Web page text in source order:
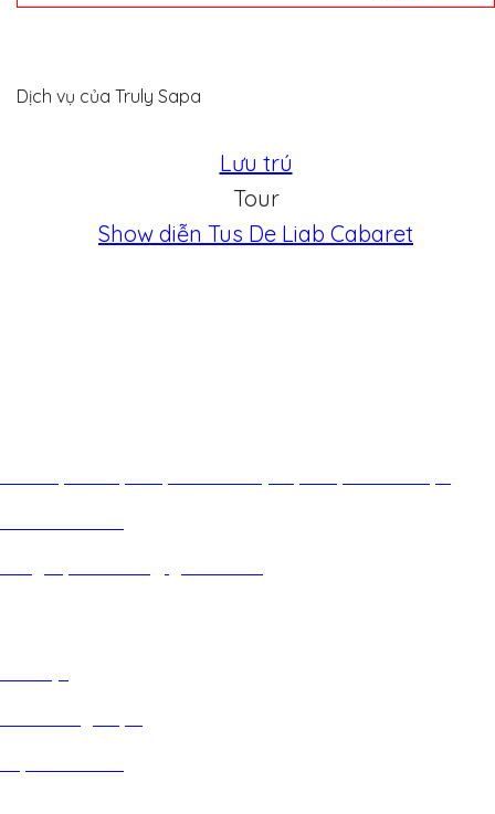
Dịch vụ của Truly Sapa
Lưu trú
Tour
Show diễn Tus De Liab Cabaret